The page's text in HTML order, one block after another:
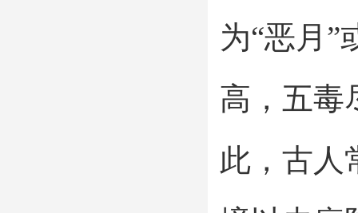
为“恶月”
高，五毒
此，古人